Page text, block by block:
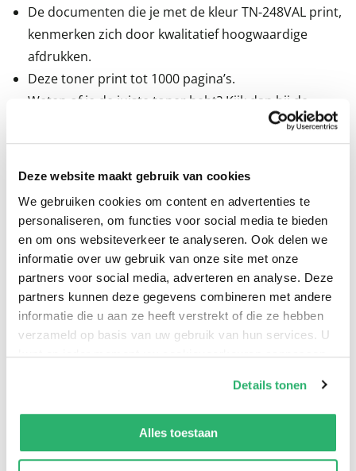
Deze website maakt gebruik van cookies
We gebruiken cookies om content en advertenties te
personaliseren, om functies voor social media te bieden
en om ons websiteverkeer te analyseren. Ook delen we
informatie over uw gebruik van onze site met onze
partners voor social media, adverteren en analyse. Deze
partners kunnen deze gegevens combineren met andere
informatie die u aan ze heeft verstrekt of die ze hebben
verzameld op basis van uw gebruik van hun services. U
kunt op ieder moment uw cookievoorkeuren aanpassen
We werken samen met13 derdendie uw gegevens
kunnen ontvangen en verwerken.
Details tonen
Alles toestaan
De documenten die je met de kleur TN-248VAL print,
kenmerken zich door kwalitatief hoogwaardige
afdrukken.
Deze toner print tot 1000 pagina’s.
Weten of je de juiste toner hebt? Kijk dan bij de
specificaties ‘’geschikt voor’’ of jou Brother printer
ertussen staat.